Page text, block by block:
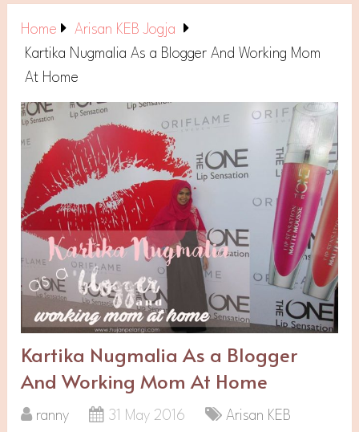
Home
Arisan KEB Jogja
Kartika Nugmalia As a Blogger And Working Mom
At Home
Kartika Nugmalia As a Blogger
And Working Mom At Home
ranny 31 May 2016
Arisan KEB